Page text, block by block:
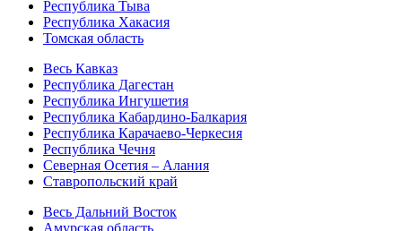
Республика Тыва
Республика Хакасия
Томская область
Весь Кавказ
Республика Дагестан
Республика Ингушетия
Республика Кабардино-Балкария
Республика Карачаево-Черкесия
Республика Чечня
Северная Осетия – Алания
Ставропольский край
Весь Дальний Восток
Амурская область